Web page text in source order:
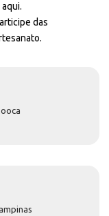
das